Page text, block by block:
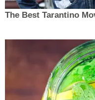
The Best Tarantino